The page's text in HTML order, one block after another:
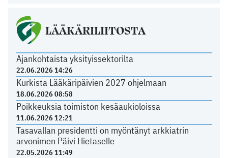
LÄÄKÄRILIITOSTA
Ajankohtaista yksityissektorilta
22.06.2026 14:26
Kurkista Lääkäripäivien 2027 ohjelmaan
18.06.2026 08:58
Poikkeuksia toimiston kesäaukioloissa
11.06.2026 12:21
Tasavallan presidentti on myöntänyt arkkiatrin
arvonimen Päivi Hietaselle
22.05.2026 11:49